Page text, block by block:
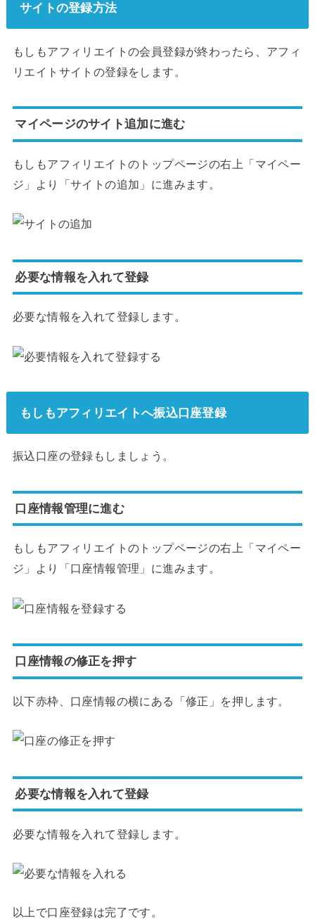
サイトの登録方法
もしもアフィリエイトの会員登録が終わったら、アフィ
リエイトサイトの登録をします。
マイページのサイト追加に進む
もしもアフィリエイトのトップページの右上「マイペー
ジ」より「サイトの追加」に進みます。
必要な情報を入れて登録
必要な情報を入れて登録します。
もしもアフィリエイトへ振込口座登録
振込口座の登録もしましょう。
口座情報管理に進む
もしもアフィリエイトのトップページの右上「マイペー
ジ」より「口座情報管理」に進みます。
口座情報の修正を押す
以下赤枠、口座情報の横にある「修正」を押します。
必要な情報を入れて登録
必要な情報を入れて登録します。
以上で口座登録は完了です。